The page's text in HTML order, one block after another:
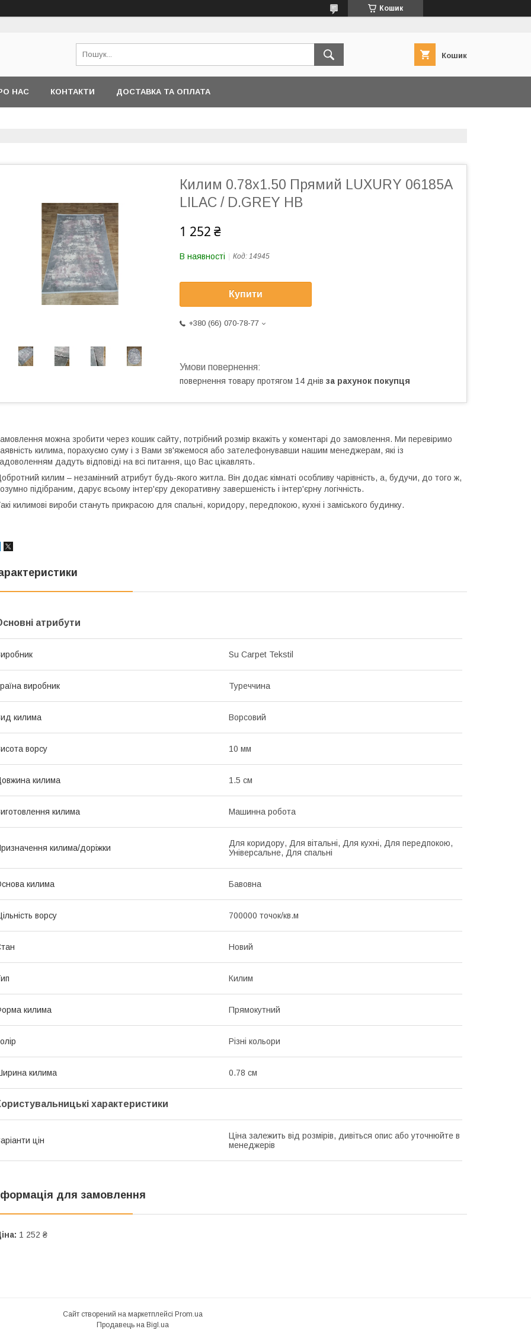
Кошик
Кошик
НАС КОНТАКТИ ДОСТАВКА ТА ОПЛАТА
Килим 0.78х1.50 Прямий LUXURY 06185A
LILAC / D.GREY HB
1 252 ₴
В наявності Код: 14945
Купити
+380 (66) 070-78-77
повернення товару протягом 14 днів за рахунок покупця
можна зробити через кошик сайту, потрібний розмір вкажіть у коментарі до замовлення. Ми перевіримо
килима, порахуємо суму і з Вами зв'яжемося або зателефонувавши нашим менеджерам, які із
дадуть відповіді на всі питання, що Вас цікавлять.
килим – незамінний атрибут будь-якого житла. Він додає кімнаті особливу чарівність, а, будучи, до того ж,
підібраним, дарує всьому інтер'єру декоративну завершеність і інтер'єрну логічність.
килимові вироби стануть прикрасою для спальні, коридору, передпокою, кухні і заміського будинку.
атрибути
Su Carpet Tekstil
виробник Туреччина
килима Ворсовий
ворсу 10 мм
килима 1.5 см
килима Машинна робота
килима/доріжки
Для коридору, Для вітальні, Для кухні, Для передпокою,
Універсальне, Для спальні
килима Бавовна
ворсу 700000 точок/кв.м
Новий
Килим
килима Прямокутний
Різні кольори
килима 0.78 см
характеристики
цін
Ціна залежить від розмірів, дивіться опис або уточнюйте в
менеджерів
для замовлення
1 252 ₴
Сайт створений на маркетплейсі Prom.ua
Продавець на Bigl.ua